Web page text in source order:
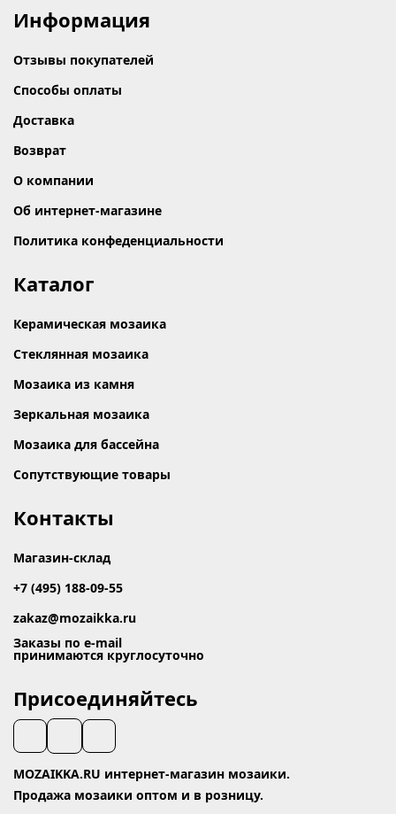
Информация
Отзывы покупателей
Способы оплаты
Доставка
Возврат
О компании
Об интернет-магазине
Политика конфеденциальности
Каталог
Керамическая мозаика
Стеклянная мозаика
Мозаика из камня
Зеркальная мозаика
Мозаика для бассейна
Сопутствующие товары
Контакты
Магазин-склад
+7 (495) 188-09-55
zakaz@mozaikka.ru
Заказы по e-mail
принимаются круглосуточно
Присоединяйтесь
MOZAIKKA.RU интернет-магазин мозаики.
Продажа мозаики оптом и в розницу.